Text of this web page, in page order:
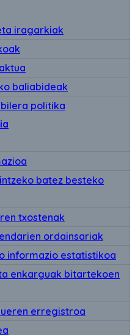
iragarkiak
baliabideak
politika
batez besteko
txostenak
ordainsariak
informazio estatistikoa
enkarguak bitartekoen
erregistroa